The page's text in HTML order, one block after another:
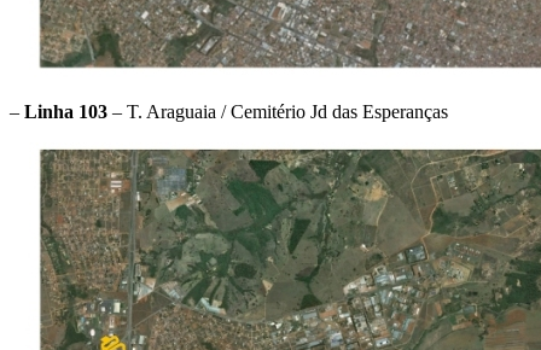
– Linha 103 – T. Araguaia / Cemitério Jd das Esperanças